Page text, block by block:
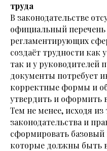
труда
В законодательстве
официальный
регламентирующих
создаёт трудности как
так и у руководителей
документы потребует
корректные формы и
утвердить и оформить
Тем не менее, исходя
законодательства и
сформировать базовый
которые должны быть